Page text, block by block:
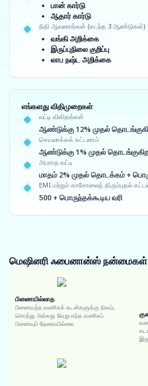
பான் கார்டு
ஆதார் கார்டு
நிதி ஆவணங்கள் (கடந்த 3 ஆண்டுகள்)
வங்கி அறிக்கை
இருப்புநிலை குறிப்பு
லாப நஷ்ட அறிக்கை
எங்களது விதிமுறைகள்
வட்டி விகிதங்கள்
ஆண்டுக்கு 12% முதல்
செயலாக்கக் கட்டணம்
ஆண்டுக்கு 1% முதல்
அபராத வட்டி
மாதம் 2% முதல் தொடக்கம் +
EMI மற்றும் காசோலைத் திரும்புதல்
500 + பொருந்தக்கூடிய வரி
மெஷினரி ஃபைனான்ஸ்நன்மைகள்
பிணையில்லாத
பிணையற்ற வணிகக் கடன்களுக்கு நிலம்,
சொத்து அல்லது வேறு எந்த வணிகப்
பிணையும் தேவையில்லை